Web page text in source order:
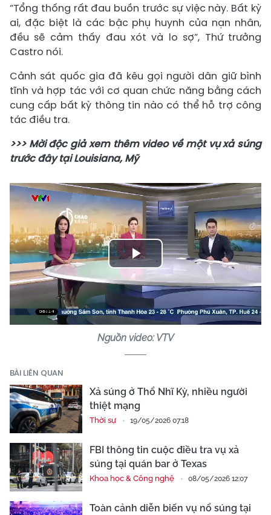
“Tổng thống rất đau buồn trước sự việc này. Bất kỳ
ai, đặc biệt là các bậc phụ huynh của nạn nhân,
đều sẽ cảm thấy đau xót và lo sợ”, Thứ trưởng
Castro nói.
Cảnh sát quốc gia đã kêu gọi người dân giữ bình
tĩnh và hợp tác với cơ quan chức năng bằng cách
cung cấp bất kỳ thông tin nào có thể hỗ trợ công
tác điều tra.
>>> Mời độc giả xem thêm video về một vụ xả súng
trước đây tại Louisiana, Mỹ
Play
Video
Nguồn video: VTV
BÀI LIÊN QUAN
Xả súng ở Thổ Nhĩ Kỳ, nhiều người
thiệt mạng
Thời sự 19/05/2026 07:18
FBI thông tin cuộc điều tra vụ xả
súng tại quán bar ở Texas
Khoa học & Công nghệ 08/05/2026 12:07
Toàn cảnh diễn biến vụ nổ súng tại